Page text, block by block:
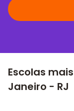
Escolas
Janeiro - RJ